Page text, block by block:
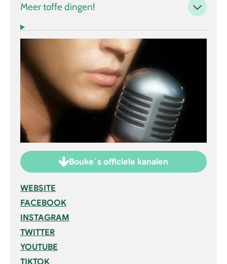
Meer toffe dingen!
Bouke´s officiele kanalen
WEBSITE
FACEBOOK
INSTAGRAM
TWITTER
YOUTUBE